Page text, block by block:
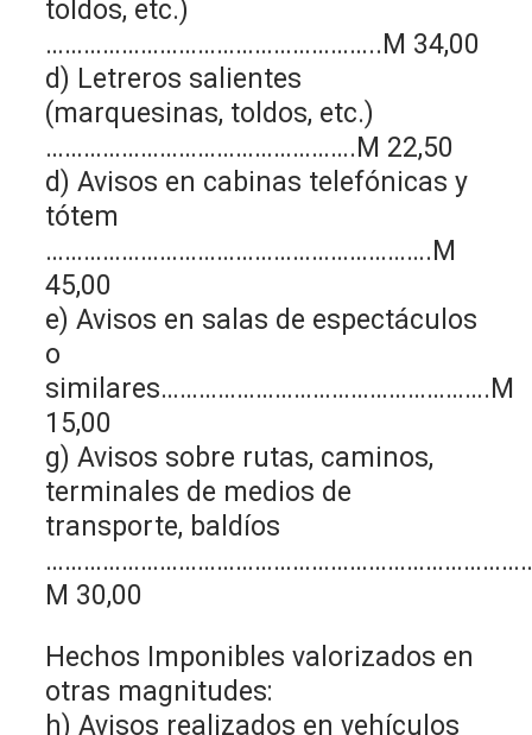
toldos, etc.)
……………………………………………..M 34,00
d) Letreros salientes
(marquesinas, toldos, etc.)
………………………………………….M 22,50
d) Avisos en cabinas telefónicas y
tótem
…………………………………………………….M
45,00
e) Avisos en salas de espectáculos
o
similares…………………………………………….M
15,00
g) Avisos sobre rutas, caminos,
terminales de medios de
transporte, baldíos
M 30,00
Hechos Imponibles valorizados en
otras magnitudes:
h) Avisos realizados en vehículos